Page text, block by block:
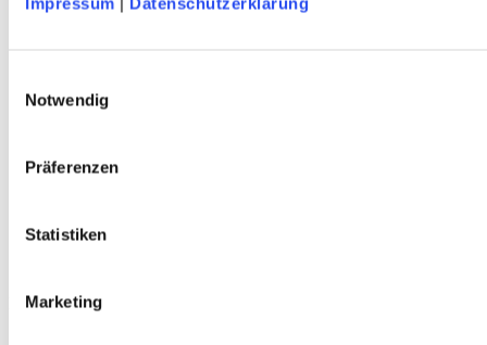
Notwendig
Präferenzen
Statistiken
Marketing
Service
Newsletter
Widerrufsbelehrung
Impressum
Erklärung zur Barrierefreiheit
Produkte